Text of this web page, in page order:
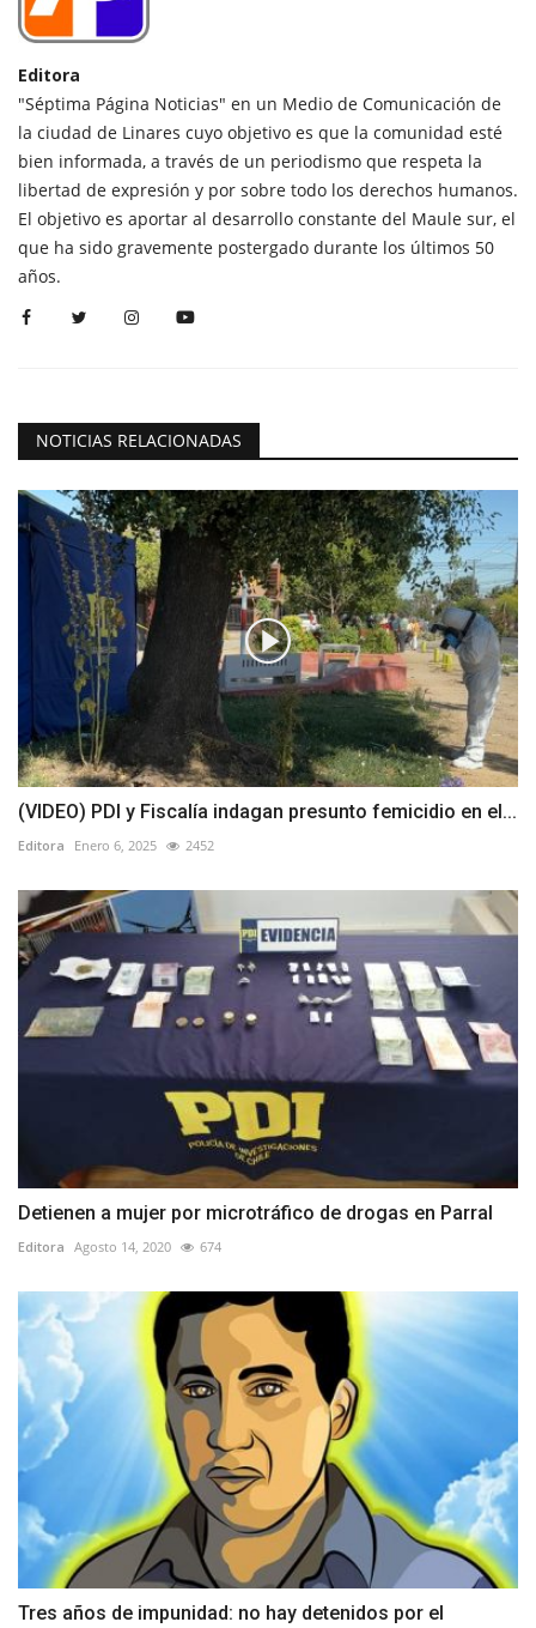
Editora
"Séptima Página Noticias" en un Medio de Comunicación de
la ciudad de Linares cuyo objetivo es que la comunidad esté
bien informada, a través de un periodismo que respeta la
libertad de expresión y por sobre todo los derechos humanos.
El objetivo es aportar al desarrollo constante del Maule sur, el
que ha sido gravemente postergado durante los últimos 50
años.
NOTICIAS RELACIONADAS
(VIDEO) PDI y Fiscalía indagan presunto femicidio en el...
Editora Enero 6, 2025 2452
Detienen a mujer por microtráfico de drogas en Parral
Editora Agosto 14, 2020 674
Tres años de impunidad: no hay detenidos por el